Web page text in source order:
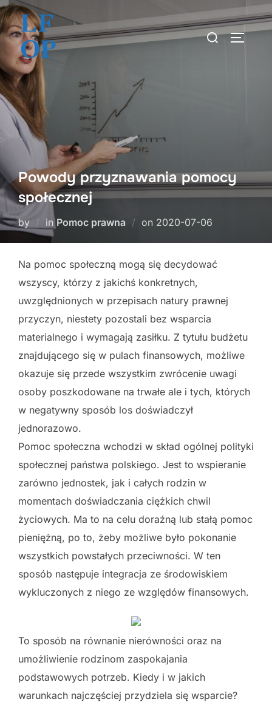
Skip
to
content
Search
Powody przyznawania pomocy
społecznej
by inPomoc prawna on Posted
2020-07-06
Na pomoc społeczną mogą się decydować
wszyscy, którzy z jakichś konkretnych,
uwzględnionych w przepisach natury prawnej
przyczyn, niestety pozostali bez wsparcia
materialnego i wymagają zasiłku. Z tytułu budżetu
znajdującego się w pulach finansowych, możliwe
okazuje się przede wszystkim zwrócenie uwagi
osoby poszkodowane na trwałe ale i tych, których
w negatywny sposób los doświadczył
jednorazowo.
Pomoc społeczna wchodzi w skład ogólnej polityki
społecznej państwa polskiego. Jest to wspieranie
zarówno jednostek, jak i całych rodzin w
momentach doświadczania ciężkich chwil
życiowych. Ma to na celu doraźną lub stałą pomoc
pieniężną, po to, żeby możliwe było pokonanie
wszystkich powstałych przeciwności. W ten
sposób następuje integracja ze środowiskiem
wykluczonych z niego ze względów finansowych.
To sposób na równanie nierówności oraz na
umożliwienie rodzinom zaspokajania
podstawowych potrzeb. Kiedy i w jakich
warunkach najczęściej przydziela się wsparcie?